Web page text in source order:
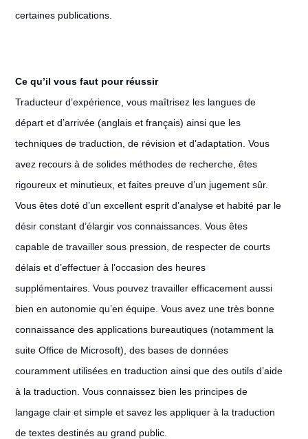
certaines publications.
Ce qu’il vous faut pour réussir
Traducteur d’expérience, vous maîtrisez les langues de
départ et d’arrivée (anglais et français) ainsi que les
techniques de traduction, de révision et d’adaptation. Vous
avez recours à de solides méthodes de recherche, êtes
rigoureux et minutieux, et faites preuve d’un jugement sûr.
Vous êtes doté d’un excellent esprit d’analyse et habité par le
désir constant d’élargir vos connaissances. Vous êtes
capable de travailler sous pression, de respecter de courts
délais et d’effectuer à l’occasion des heures
supplémentaires. Vous pouvez travailler efficacement aussi
bien en autonomie qu’en équipe. Vous avez une très bonne
connaissance des applications bureautiques (notamment la
suite Office de Microsoft), des bases de données
couramment utilisées en traduction ainsi que des outils d’aide
à la traduction. Vous connaissez bien les principes de
langage clair et simple et savez les appliquer à la traduction
de textes destinés au grand public.